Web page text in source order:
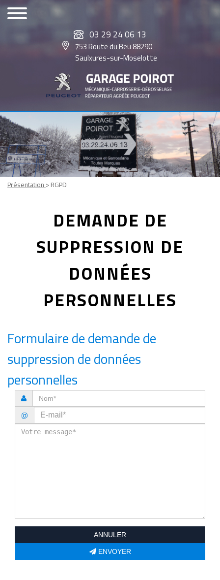
03 29 24 06 13
753 Route du Beu 88290
Saulxures-sur-Moselotte
Présentation > RGPD
DEMANDE DE
SUPPRESSION DE
DONNÉES
PERSONNELLES
Formulaire de demande de
suppression de données
personnelles
@
ANNULER
ENVOYER